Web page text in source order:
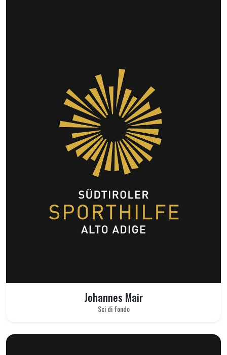
Johannes Mair
Sci di fondo